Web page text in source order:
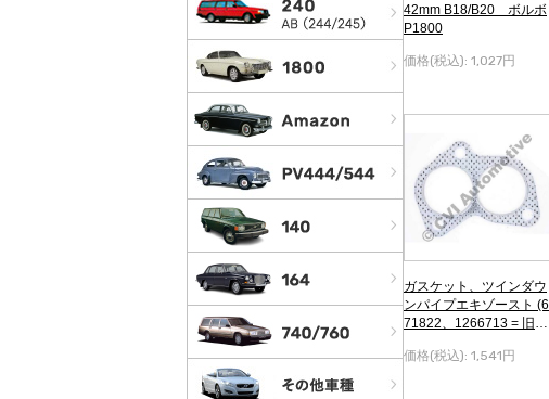
42mm B18/B20 ボルボ
P1800
価格(税込): 1,027円
ガスケット、ツインダウ
ンパイプエキゾースト (6
71822、1266713 = 旧番
価格(税込): 1,541円